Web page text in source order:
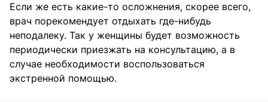
Если же есть какие-то осложнения, скорее всего,
врач порекомендует отдыхать где-нибудь
неподалеку. Так у женщины будет возможность
периодически приезжать на консультацию, а в
случае необходимости воспользоваться
экстренной помощью.